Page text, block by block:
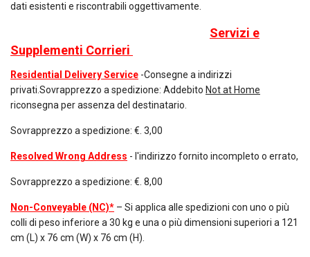
dati esistenti e riscontrabili oggettivamente.
Servizi e
Supplementi Corrieri
Residential Delivery Service -Consegne a indirizzi
privati.Sovrapprezzo a spedizione: Addebito Not at Home
riconsegna per assenza del destinatario.
Sovrapprezzo a spedizione: €. 3,00
Resolved Wrong Address - l'indirizzo fornito incompleto o errato,
Sovrapprezzo a spedizione: €. 8,00
Non-Conveyable (NC)* – Si applica alle spedizioni con uno o più
colli di peso inferiore a 30 kg e una o più dimensioni superiori a 121
cm (L) x 76 cm (W) x 76 cm (H).